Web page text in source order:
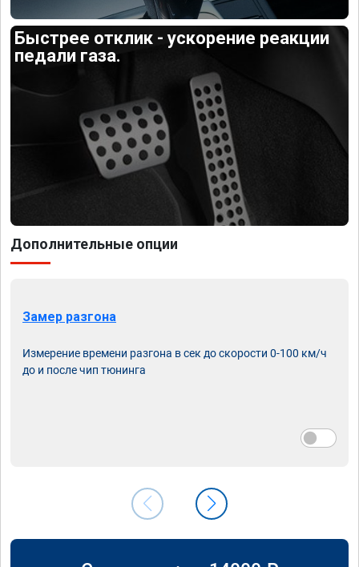
Быстрее отклик - ускорение реакции
педали газа.
Дополнительные опции
Замер разгона
Измерение времени разгона в сек до скорости 0-100 км/ч
до и после чип тюнинга